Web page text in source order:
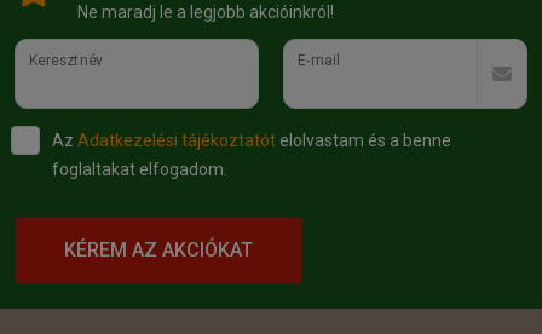
Ne maradj le a legjobb akcióinkról!
Keresztnév E-mail
Az Adatkezelési tájékoztatót elolvastam és a benne
foglaltakat elfogadom.
KÉREM AZ AKCIÓKAT